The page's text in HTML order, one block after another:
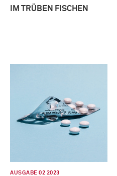
IM TRÜBEN FISCHEN
AUSGABE 02 2023